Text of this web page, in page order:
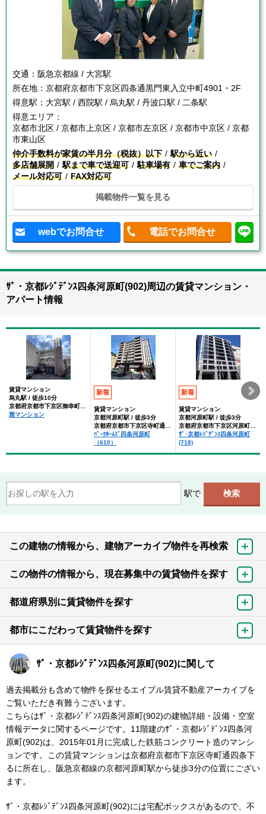
交通： 阪急京都線 / 大宮駅
所在地： 京都府京都市下京区四条通黒門東入立中町4901・2F
得意駅： 大宮駅 / 西院駅 / 烏丸駅 / 丹波口駅 / 二条駅
得意エリア：
京都市北区 / 京都市上京区 / 京都市左京区 / 京都市中京区 / 京都
市東山区
仲介手数料が家賃の半月分（税抜）以下
駅から近い
多店舗展開
駅まで車で送迎可 駐車場有
車でご案内
メール対応可
FAX対応可
掲載物件一覧を見る
webでお問合せ 電話でお問合せ
ｻﾞ・京都ﾚｼﾞﾃﾞﾝｽ四条河原町(902)周辺の賃貸マンション・
アパート情報
賃貸マンション
烏丸駅 / 徒歩10分
京都府京都市下京区御幸町通四条下る大寿町３９４丁目
雅マンション
新着
賃貸マンション
京都河原町駅 / 徒歩3分
京都府京都市下京区寺町通綾小路下る
ﾊﾟｰｸﾎｰﾑｽﾞ四条河原町
（610）
新着
賃貸マンション
京都河原町駅 / 徒歩3分
京都府京都市下京区河原町通四条下る２丁目
ｻﾞ･京都ﾚｼﾞﾃﾞﾝｽ四条河原町
(718)
駅で
この建物の情報から、建物アーカイブ物件を再検索
この物件の情報から、現在募集中の賃貸物件を探す
都道府県別に賃貸物件を探す
都市にこだわって賃貸物件を探す
ｻﾞ・京都ﾚｼﾞﾃﾞﾝｽ四条河原町(902)に関して
過去掲載分も含めて物件を探せるエイブル賃貸不動産アーカイブを
ご覧いただき有難うございます。
こちらはｻﾞ・京都ﾚｼﾞﾃﾞﾝｽ四条河原町(902)の建物詳細・設備・空室
情報データに関するページです。11階建のｻﾞ・京都ﾚｼﾞﾃﾞﾝｽ四条河
原町(902)は、2015年01月に完成した鉄筋コンクリート造のマンシ
ョンです。この賃貸マンションは京都府京都市下京区寺町通四条下
るに所在し、阪急京都線の京都河原町駅から徒歩3分の位置にござい
ます。
ｻﾞ・京都ﾚｼﾞﾃﾞﾝｽ四条河原町(902)には宅配ボックスがあるので、不